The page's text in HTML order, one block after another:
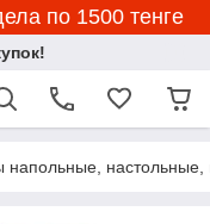
по 1500 тенге
напольные, настольные,